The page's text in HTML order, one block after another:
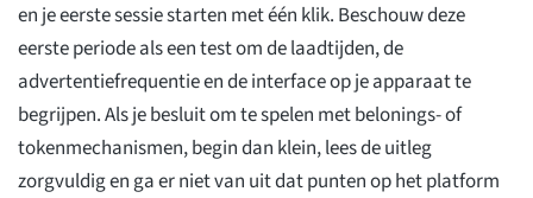
en je eerste sessie starten met één klik. Beschouw deze
eerste periode als een test om de laadtijden, de
advertentiefrequentie en de interface op je apparaat te
begrijpen. Als je besluit om te spelen met belonings- of
tokenmechanismen, begin dan klein, lees de uitleg
zorgvuldig en ga er niet van uit dat punten op het platform